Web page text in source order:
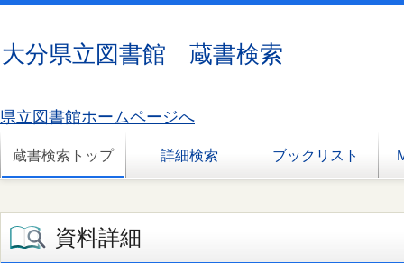
大分県立図書館 蔵書検索
県立図書館ホームページへ
蔵書検索トップ 詳細検索 ブックリスト
資料詳細